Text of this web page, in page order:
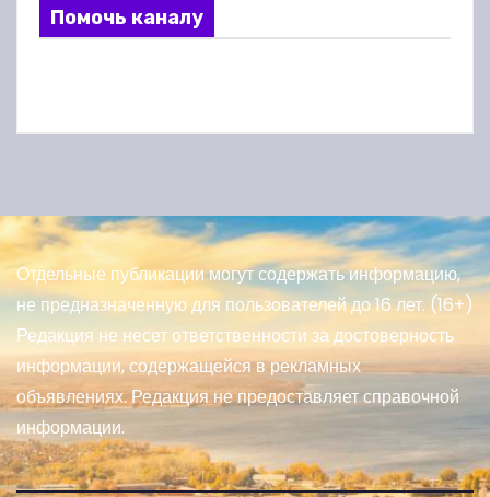
Помочь каналу
Отдельные публикации могут содержать информацию,
не предназначенную для пользователей до 16 лет. (16+)
Редакция не несет ответственности за достоверность
информации, содержащейся в рекламных
объявлениях. Редакция не предоставляет справочной
информации.